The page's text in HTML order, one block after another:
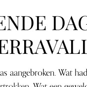
aangebroken. Wat